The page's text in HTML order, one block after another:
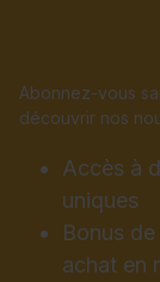
Abonnez-vous
découvrir nos
Accès à
uniques
Bonus
achat en